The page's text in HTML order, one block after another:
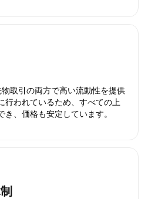
取引の両方で高い流動性を提供
行われているため、すべての上
、価格も安定しています。